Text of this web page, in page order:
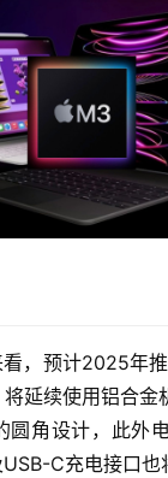
，预计2025年
延续使用铝合金
圆角设计，此外
C充电接口也